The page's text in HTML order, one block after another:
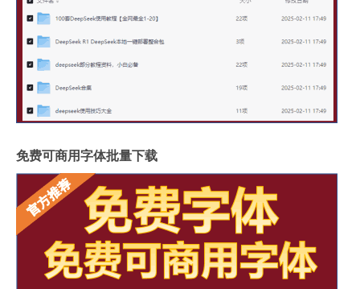
免费可商用字体批量下载